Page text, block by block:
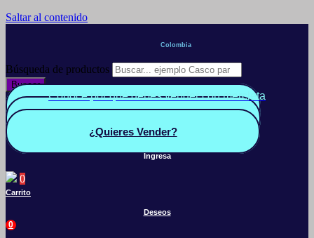
Saltar al contenido
Colombia
Búsqueda de productos
Buscar
Conoce por qué debes vender con mercleta
Quiero Vender
¿Quieres Vender?
Ingresa
0
Carrito
Deseos
0